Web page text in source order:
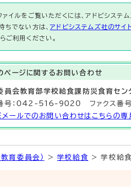
イルをご覧いただくには、アドビシス
ちでない方は、アドビシステムズ社のサイ
ご利用ください。
ページに関する お問い合わせ
員会教育部学校給食課 防災食育セン
号：042-516-9020 ファクス番
メールでのお問い合わせはこちらの専
教育委員会） >学校給食 > 学校給